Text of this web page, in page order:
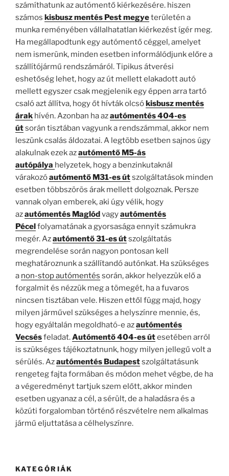
számíthatunk az autómentő kiérkezésére. hiszen
számos kisbusz mentés Pest megyeterületén a
munka reményében vállalhatatlan kiérkezést ígér meg.
Ha megállapodtunk egy autómentő céggel, amelyet
nem ismerünk, minden esetben informálódjunk előre a
szállítójármű rendszámáról. Tipikus átverési
eshetőség lehet, hogy az út mellett elakadott autó
mellett egyszer csak megjelenik egy éppen arra tartó
csaló azt állítva, hogy őt hívták olcsókisbusz mentés
árak hívén. Azonban ha azautómentés 404-es
útsorán tisztában vagyunk a rendszámmal, akkor nem
leszünk csalás áldozatai. A legtöbb esetben sajnos úgy
alakulnak ezek azautómentő M5-ás
autópálya helyzetek, hogy a benzinkutaknál
várakozóautómentő M31-es útszolgáltatások minden
esetben többszörös árak mellett dolgoznak. Persze
vannak olyan emberek, aki úgy vélik, hogy
azautómentés Maglódvagyautómentés
Pécelfolyamatának a gyorsasága ennyit számukra
megér. Azautómentő 31-es útszolgáltatás
megrendelése során nagyon pontosan kell
meghatároznunk a szállítandó autónkat. Ha szükséges
a non-stop autómentés során, akkor helyezzük elő a
forgalmit és nézzük meg a tömegét, ha a fuvaros
nincsen tisztában vele. Hiszen ettől függ majd, hogy
milyen járművel szükséges a helyszínre mennie, és,
hogy egyáltalán megoldható-e azautómentés
Vecsésfeladat.Autómentő 404-es útesetében arról
is szükséges tájékoztatnunk, hogy milyen jellegű volt a
sérülés. Azautómentés Budapestszolgáltatásunk
rengeteg fajta formában és módon mehet végbe, de ha
a végeredményt tartjuk szem előtt, akkor minden
esetben ugyanaz a cél, a sérült, de a haladásra és a
közúti forgalomban történő részvételre nem alkalmas
jármű eljuttatása a célhelyszínre.
KATEGÓRIÁK